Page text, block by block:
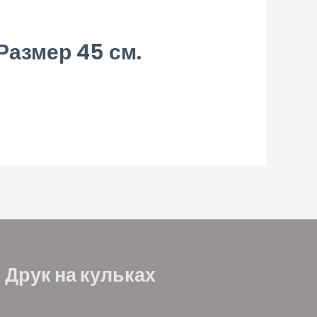
45 см.
Друк на кульках